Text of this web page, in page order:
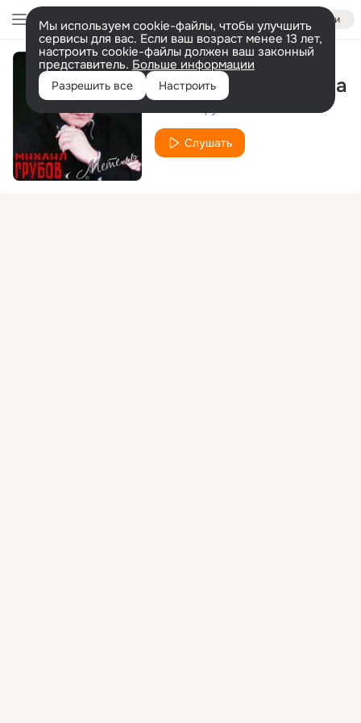
Войти
Мы используем cookie-файлы, чтобы улучшить
сервисы для вас. Если ваш возраст менее 13 лет,
настроить cookie-файлы должен ваш законный
представитель. Больше информации
Разрешить все Настроить
Матросская тишина
Слушать